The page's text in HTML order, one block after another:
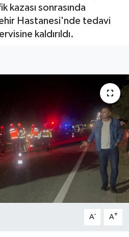
kazası sonrasında
Hastanesi'nde tedavi
kaldırıldı.
A- A+